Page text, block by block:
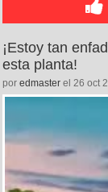
¡Estoy tan
esta planta!
por edmaster el 26 oct